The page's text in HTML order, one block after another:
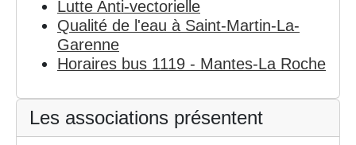
Lutte Anti-vectorielle
Qualité de l'eau à Saint-Martin-La-
Garenne
Horaires bus 1119 - Mantes-La Roche
Les associations présentent